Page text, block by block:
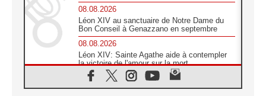
08.08.2026
Léon XIV au sanctuaire de Notre Dame du
Bon Conseil à Genazzano en septembre
08.08.2026
Léon XIV: Sainte Agathe aide à contempler
la victoire de l'amour sur la mort
08.08.2026
«Relancer l'empathie», le projet Triennal d'art